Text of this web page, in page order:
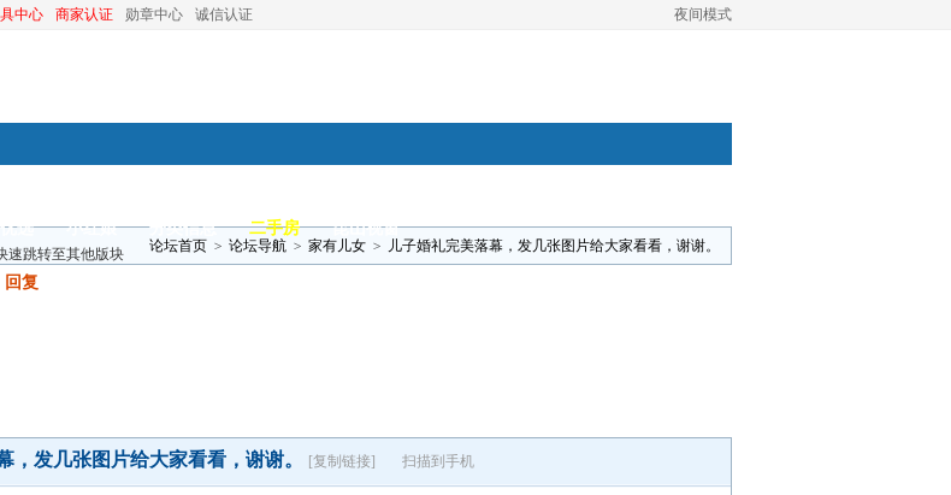
夜间模式
中心 商家认证 勋章中心 诚信认证
选 小红娘 分类信息 二手房 昆山视窗
论坛首页 > 论坛导航 > 家有儿女 > 儿子婚礼完美落幕，发几张图片给大家看看，谢谢。
回复
，发几张图片给大家看看，谢谢。 [复制链接] 扫描到手机